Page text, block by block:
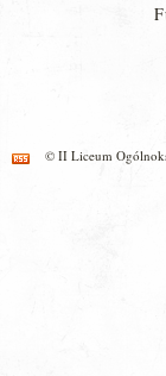
© II Liceum